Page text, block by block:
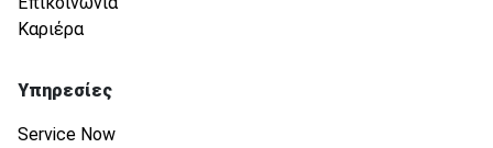
Καριέρα
Υπηρεσίες
Service Now